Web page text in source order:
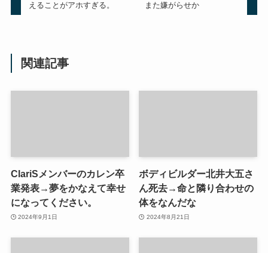
えることがアホすぎる。
また嫌がらせか
関連記事
ClariSメンバーのカレン卒
業発表→夢をかなえて幸せ
になってください。
2024年9月1日
ボディビルダー北井大五さ
ん死去→命と隣り合わせの
体をなんだな
2024年8月21日